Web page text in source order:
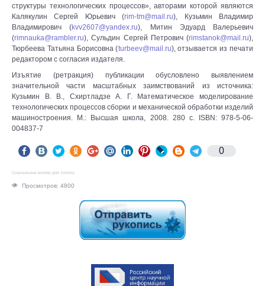
структуры технологических процессов», авторами которой являются
Калякулин Сергей Юрьевич (rim-tm@mail.ru), Кузьмин Владимир
Владимирович (kvv2607@yandex.ru), Митин Эдуард Валерьевич
(rimnauka@rambler.ru), Сульдин Сергей Петрович (rimstanok@mail.ru),
Тюрбеева Татьяна Борисовна (turbeev@mail.ru), отзывается из печати
редактором с согласия издателя.
Изъятие (ретракция) публикации обусловлено выявлением
значительной части масштабных заимствований из источника:
Кузьмин В. В., Схиртладзе А. Г. Математическое моделирование
технологических процессов сборки и механической обработки изделий
машиностроения. М.: Высшая школа, 2008. 280 с. ISBN: 978-5-06-
004837-7
0
Социальные кнопки для Joomla
Просмотров: 4800